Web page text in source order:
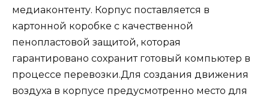
медиаконтенту. Корпус поставляется в
картонной коробке с качественной
пенопластовой защитой, которая
гарантировано сохранит готовый компьютер в
процессе перевозки.Для создания движения
воздуха в корпусе предусмотренно место для